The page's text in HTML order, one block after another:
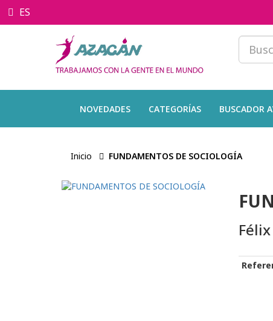
ES
NOVEDADES CATEGORÍAS BUSCADOR
Inicio FUNDAMENTOS DE SOCIOLOGÍA